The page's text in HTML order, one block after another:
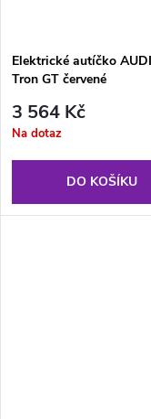
Elektrické autíčko
Tron GT červené
3 564 Kč
Na dotaz
DO KOŠÍKU